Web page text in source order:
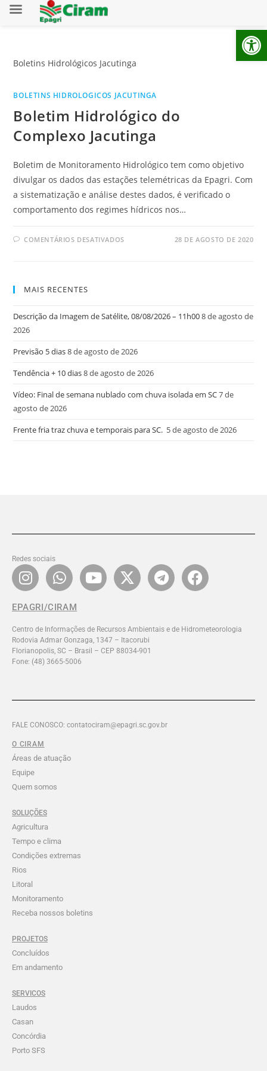
Boletins Hidrológicos Jacutinga
BOLETINS HIDROLOGICOS JACUTINGA
Boletim Hidrológico do
Complexo Jacutinga
Boletim de Monitoramento Hidrológico tem como objetivo
divulgar os dados das estações telemétricas da Epagri. Com
a sistematização e análise destes dados, é verificado o
comportamento dos regimes hídricos nos…
COMENTÁRIOS DESATIVADOS 28 DE AGOSTO DE 2020
MAIS RECENTES
Descrição da Imagem de Satélite, 08/08/2026 – 11h008 de agosto de
2026
Previsão 5 dias8 de agosto de 2026
Tendência + 10 dias8 de agosto de 2026
Vídeo: Final de semana nublado com chuva isolada em SC7 de
agosto de 2026
Frente fria traz chuva e temporais para SC. 5 de agosto de 2026
Redes sociais
EPAGRI/CIRAM
Centro de Informações de Recursos Ambientais e de Hidrometeorologia
Rodovia Admar Gonzaga, 1347 – Itacorubi
Florianopolis, SC – Brasil – CEP 88034-901
Fone: (48) 3665-5006
FALE CONOSCO: contatociram@epagri.sc.gov.br
O CIRAM
Áreas de atuação
Equipe
Quem somos
SOLUÇÕES
Agricultura
Tempo e clima
Condições extremas
Rios
Litoral
Monitoramento
Receba nossos boletins
PROJETOS
Concluídos
Em andamento
SERVICOS
Laudos
Casan
Concórdia
Porto SFS